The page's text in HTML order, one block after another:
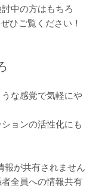
中の方はもちろ
ひご覧ください！
な感覚で気軽にや
ョンの活性化にも
報が共有されません
全員への情報共有